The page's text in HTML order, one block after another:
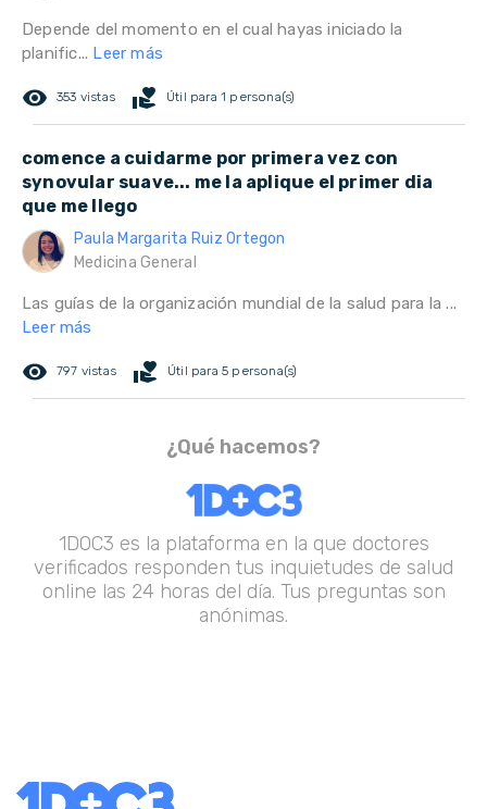
Depende del momento en el cual hayas iniciado la
planific... Leer más
remove_red_eye 353 vistas volunteer_activism Útil para 1 persona(s)
comence a cuidarme por primera vez con
synovular suave... me la aplique el primer dia
que me llego
Paula Margarita Ruiz Ortegon
Medicina General
Las guías de la organización mundial de la salud para la ...
Leer más
remove_red_eye 797 vistas volunteer_activism Útil para 5 persona(s)
¿Qué hacemos?
1DOC3 es la plataforma en la que doctores
verificados responden tus inquietudes de salud
online las 24 horas del día. Tus preguntas son
anónimas.